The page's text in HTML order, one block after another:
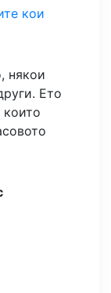
кои
някои
Ето